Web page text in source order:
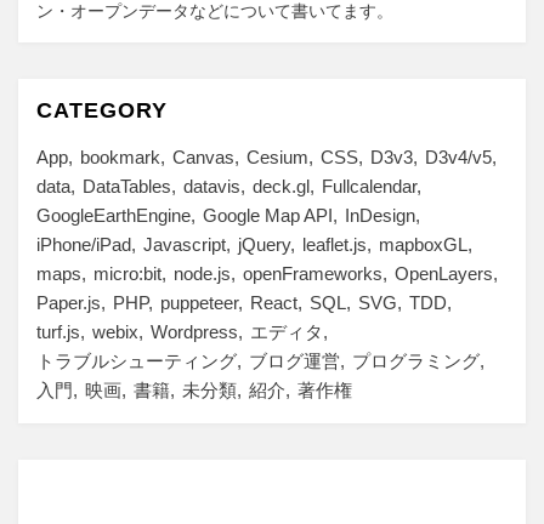
ン・オープンデータなどについて書いてます。
CATEGORY
App bookmark Canvas Cesium CSS D3v3
D3v4/v5
data
DataTables datavis deck.gl
Fullcalendar
GoogleEarthEngine Google Map API
InDesign
iPhone/iPad Javascript jQuery leaflet.js
mapboxGL
maps
micro:bit node.js openFrameworks
OpenLayers
Paper.js
PHP puppeteer React SQL SVG
TDD
turf.js
webix Wordpress
エディタ
トラブルシューティング
ブログ運営
プログラミング
入門
映画 書籍 未分類 紹介 著作権